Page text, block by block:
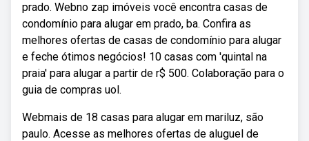
prado. Webno zap imóveis você encontra casas de
condomínio para alugar em prado, ba. Confira as
melhores ofertas de casas de condomínio para alugar
e feche ótimos negócios! 10 casas com 'quintal na
praia' para alugar a partir de r$ 500. Colaboração para o
guia de compras uol.
Webmais de 18 casas para alugar em mariluz, são
paulo. Acesse as melhores ofertas de aluguel de